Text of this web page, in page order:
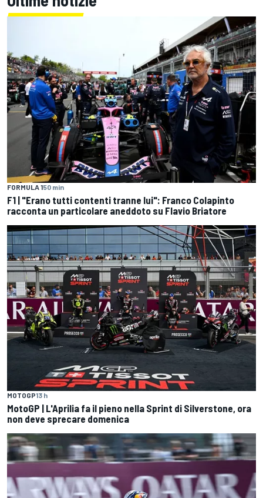
FORMULA 150 min
F1 | "Erano tutti contenti tranne lui": Franco Colapinto
racconta un particolare aneddoto su Flavio Briatore
MOTOGP13 h
MotoGP | L'Aprilia fa il pieno nella Sprint di Silverstone, ora
non deve sprecare domenica